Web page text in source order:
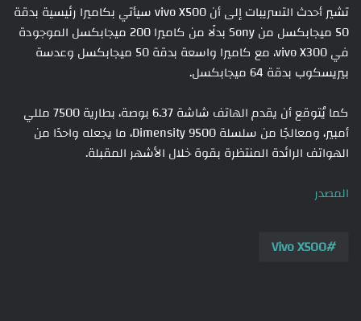
تشير أحدث التسريبات إلى أن vivo X500 سيأتي بكاميرا رئيسية بدقة
50 ميجابكسل من Sony بدلًا من كاميرا 200 ميجابكسل الموجودة
في vivo X300، مع كاميرا واسعة بدقة 50 ميجابكسل وعدسة
بيريسكوب بدقة 64 ميجابكسل.
كما يُتوقع أن يقدم الهاتف شاشة 6.37 بوصة، بطارية 7500 مللي
أمبير، ومعالجًا من سلسلة Dimensity 9500، ما يجعله واحدًا من
الهواتف الرائدة المنتظرة بقوة خلال الأشهر المقبلة.
المصدر
Vivo X500